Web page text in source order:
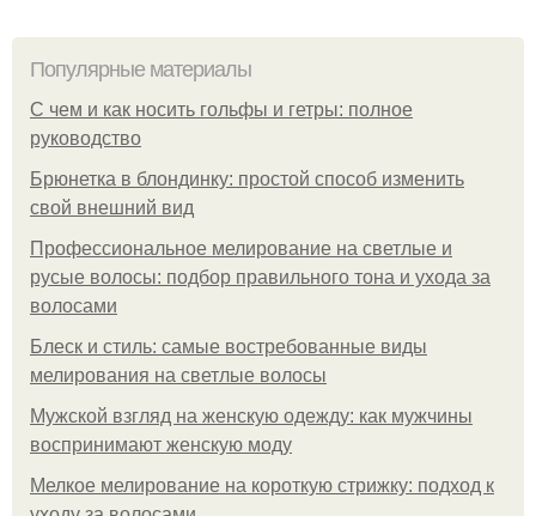
Популярные материалы
С чем и как носить гольфы и гетры: полное
руководство
Брюнетка в блондинку: простой способ изменить
свой внешний вид
Профессиональное мелирование на светлые и
русые волосы: подбор правильного тона и ухода за
волосами
Блеск и стиль: самые востребованные виды
мелирования на светлые волосы
Мужской взгляд на женскую одежду: как мужчины
воспринимают женскую моду
Мелкое мелирование на короткую стрижку: подход к